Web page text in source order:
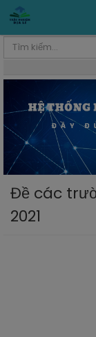
Đề các
2021